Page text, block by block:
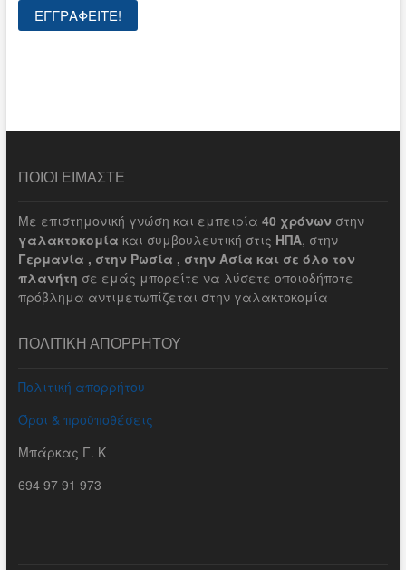
ΠΟΙΟΙ ΕΙΜΑΣΤΕ
Με επιστημονική γνώση και εμπειρία 40 χρόνωνστην
γαλακτοκομία και συμβουλευτική στις ΗΠΑ, στην
Γερμανία , στην Ρωσία , στην Ασία και σε όλο τον
πλανήτη σε εμάς μπορείτε να λύσετε οποιοδήποτε
πρόβλημα αντιμετωπίζεται στην γαλακτοκομία
ΠΟΛΙΤΙΚΗ ΑΠΟΡΡΗΤΟΥ
Πολιτική απορρήτου
Όροι & προϋποθέσεις
Μπάρκας Γ. Κ
694 97 91 973